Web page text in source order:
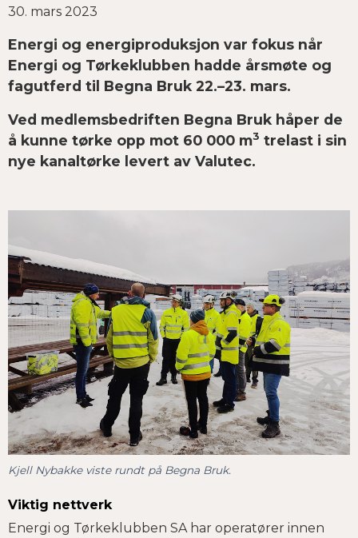
30. mars 2023
Energi og energiproduksjon var fokus når
Energi og Tørkeklubben hadde årsmøte og
fagutferd til Begna Bruk 22.–23. mars.
Ved medlemsbedriften Begna Bruk håper de
å kunne tørke opp mot 60 000 m3 trelast i sin
nye kanaltørke levert av Valutec.
Kjell Nybakke viste rundt på Begna Bruk.
Viktig nettverk
Energi og Tørkeklubben SA har operatører innen